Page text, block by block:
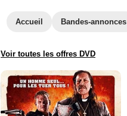
Accueil Bandes-annonces
Voir toutes les offres DVD